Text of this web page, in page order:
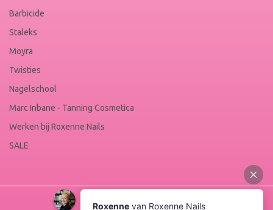
Barbicide
Staleks
Moyra
Twisties
Nagelschool
Marc Inbane - Tanning Cosmetica
Werken bij Roxenne Nails
SALE